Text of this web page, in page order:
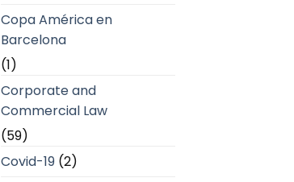
Copa América en
Barcelona
(1)
Corporate and
Commercial Law
(59)
Covid-19(2)